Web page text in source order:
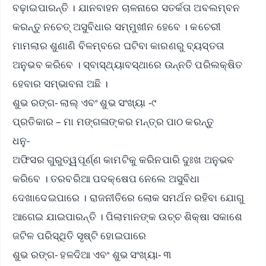
ବଢ଼ାଇପାରନ୍ତି । ଯାନବାହନ ଚାଳନାରେ ସତର୍କତା ଅବଲମ୍ବନ
କରନ୍ତୁ ନଚେତ୍ ଅସୁବିଧାର ସମ୍ମୁଖୀନ ହେବେ । କଚେରୀ
ମାମଲାର ଶୁଣାଣି ବିଳମ୍ବରେ ଘଟିବା କାରଣରୁ ବ୍ୟସ୍ତତା
ଅନୁଭବ କରିବେ । ସ୍ବାସ୍ଥ୍ୟାବସ୍ଥାରେ ଉନ୍ନତି ପରିଲକ୍ଷିତ
ହେବାର ସମ୍ଭାବନା ଅଛି ।
ଶୁଭ ରଙ୍ଗ- ଲାଲ୍ ଏବଂ ଶୁଭ ସଂଖ୍ୟା -୯
ପ୍ରତିକାର – ମା ମଙ୍ଗଳାଙ୍କର ମନ୍ତ୍ର ପାଠ କରନ୍ତୁ
ଧନୁ-
ଅଫିସର ଗୁରୁତ୍ୱପୂର୍ଣ୍ଣ କାମଟିକୁ କରିନପାରି ଦୁଃଖ ଅନୁଭବ
କରିବେ । ତରବରିଆ ପଦକ୍ଷେପ ନେଲେ ଅସୁବିଧା
ଦେଖାଦେଇପାରେ । ରାଜନୀତିରେ ଲୋକ ସମର୍ଥନ ରହିବା ଯୋଗୁ
ଆଗେଇ ଯାଇପାରନ୍ତି । ପିଲାମାନଙ୍କ ଉଚ୍ଚ ଶିକ୍ଷା ସକାଶେ
ଜଟିଳ ପରିସ୍ଥିତି ସୃଷ୍ଟି ହୋଇପାରେ
ଶୁଭ ରଙ୍ଗ- ହଳଦିଆ ଏବଂ ଶୁଭ ସଂଖ୍ୟା- ୩